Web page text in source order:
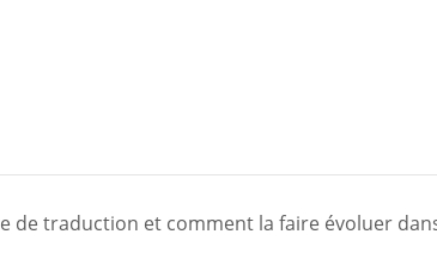
de traduction et comment la faire évoluer